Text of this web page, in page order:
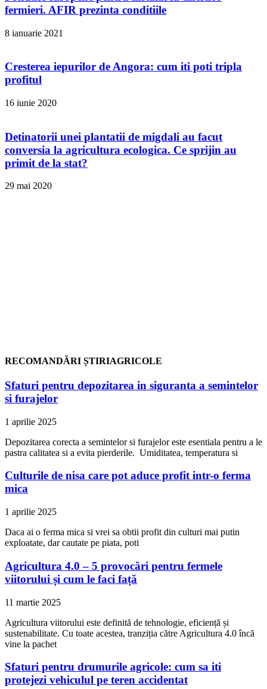
fermieri. AFIR prezinta conditiile
8 ianuarie 2021
Cresterea iepurilor de Angora: cum iti poti tripla
profitul
16 iunie 2020
Detinatorii unei plantatii de migdali au facut
conversia la agricultura ecologica. Ce sprijin au
primit de la stat?
29 mai 2020
RECOMANDĂRI ȘTIRIAGRICOLE
Sfaturi pentru depozitarea in siguranta a semintelor
si furajelor
1 aprilie 2025
Depozitarea corecta a semintelor si furajelor este esentiala pentru a le
pastra calitatea si a evita pierderile. Umiditatea, temperatura si
Culturile de nisa care pot aduce profit intr-o ferma
mica
1 aprilie 2025
Daca ai o ferma mica si vrei sa obtii profit din culturi mai putin
exploatate, dar cautate pe piata, poti
Agricultura 4.0 – 5 provocări pentru fermele
viitorului și cum le faci față
11 martie 2025
Agricultura viitorului este definită de tehnologie, eficiență și
sustenabilitate. Cu toate acestea, tranziția către Agricultura 4.0 încă
vine la pachet
Sfaturi pentru drumurile agricole: cum sa iti
protejezi vehiculul pe teren accidentat